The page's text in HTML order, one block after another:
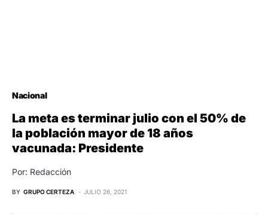
Nacional
La meta es terminar julio con el 50% de
la población mayor de 18 años
vacunada: Presidente
Por: Redacción
BY GRUPO CERTEZA JULIO 26, 2021